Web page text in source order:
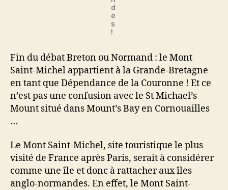
d
e
s
!
Fin du débat Breton ou Normand : le Mont
Saint-Michel appartient à la Grande-Bretagne
en tant que Dépendance de la Couronne ! Et ce
n’est pas une confusion avec le St Michael’s
Mount situé dans Mount’s Bay en Cornouailles
…
Le Mont Saint-Michel, site touristique le plus
visité de France après Paris, serait à considérer
comme une île et donc à rattacher aux îles
anglo-normandes. En effet, le Mont Saint-